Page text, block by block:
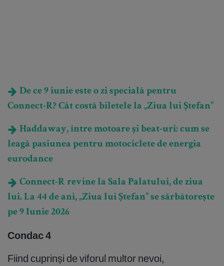
De ce 9 iunie este o zi specială pentru
Connect-R? Cât costă biletele la „Ziua lui Ștefan”
Haddaway, între motoare și beat-uri: cum se
leagă pasiunea pentru motociclete de energia
eurodance
Connect-R revine la Sala Palatului, de ziua
lui. La 44 de ani, „Ziua lui Ștefan” se sărbătorește
pe 9 Iunie 2026
Condac 4
Fiind cuprinși de viforul multor nevoi,